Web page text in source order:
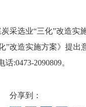
炭采选业“三化”改造实
”改造实施方案》 提出
:0473-2090809。
分享到：